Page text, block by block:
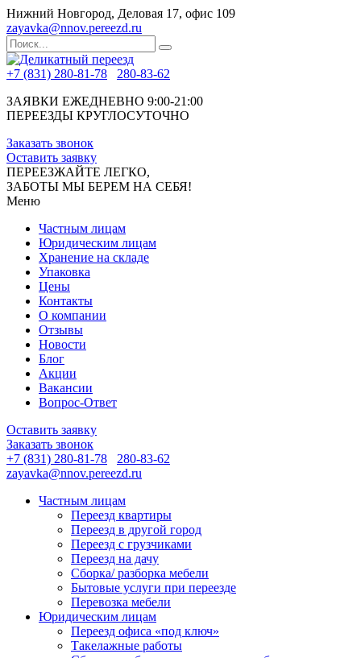
Нижний Новгород, Деловая 17, офис 109
zayavka@nnov.pereezd.ru
+7 (831) 280-81-78
280-83-62
ЗАЯВКИ ЕЖЕДНЕВНО 9:00-21:00
ПЕРЕЕЗДЫ КРУГЛОСУТОЧНО
Заказать звонок
Оставить заявку
ПЕРЕЕЗЖАЙТЕ ЛЕГКО,
ЗАБОТЫ МЫ БЕРЕМ НА СЕБЯ!
Меню
Частным лицам
Юридическим лицам
Хранение на складе
Упаковка
Цены
Контакты
О компании
Отзывы
Новости
Блог
Акции
Вакансии
Вопрос-Ответ
Оставить заявку
Заказать звонок
+7 (831) 280-81-78
280-83-62
zayavka@nnov.pereezd.ru
Частным лицам
Переезд квартиры
Переезд в другой город
Переезд с грузчиками
Переезд на дачу
Сборка/ разборка мебели
Бытовые услуги при переезде
Перевозка мебели
Юридическим лицам
Переезд офиса «под ключ»
Такелажные работы